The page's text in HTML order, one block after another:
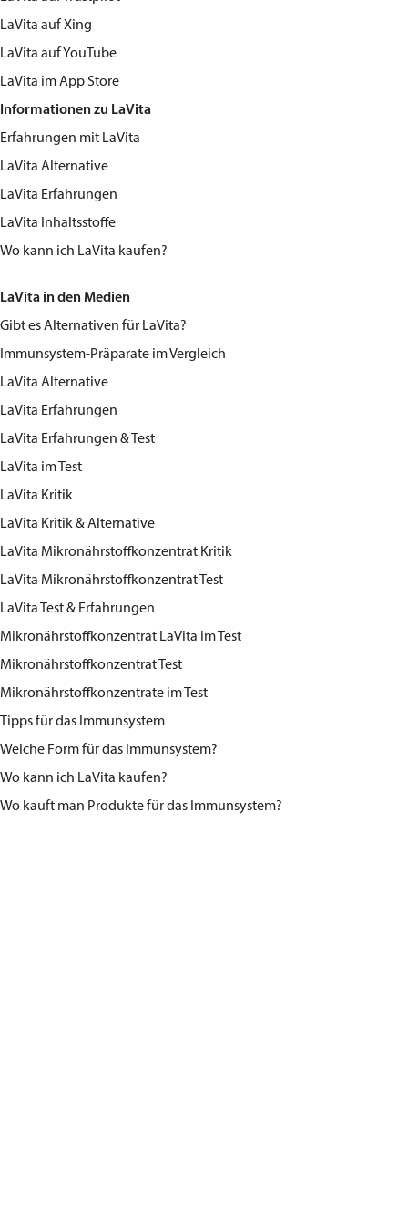
LaVita auf Xing
LaVita auf YouTube
LaVita im App Store
Informationen zu LaVita
Erfahrungen mit LaVita
LaVita Alternative
LaVita Erfahrungen
LaVita Inhaltsstoffe
Wo kann ich LaVita kaufen?
LaVita in den Medien
Gibt es Alternativen für LaVita?
Immunsystem-Präparate im Vergleich
LaVita Alternative
LaVita Erfahrungen
LaVita Erfahrungen & Test
LaVita im Test
LaVita Kritik
LaVita Kritik & Alternative
LaVita Mikronährstoffkonzentrat Kritik
LaVita Mikronährstoffkonzentrat Test
LaVita Test & Erfahrungen
Mikronährstoffkonzentrat LaVita im Test
Mikronährstoffkonzentrat Test
Mikronährstoffkonzentrate im Test
Tipps für das Immunsystem
Welche Form für das Immunsystem?
Wo kann ich LaVita kaufen?
Wo kauft man Produkte für das Immunsystem?